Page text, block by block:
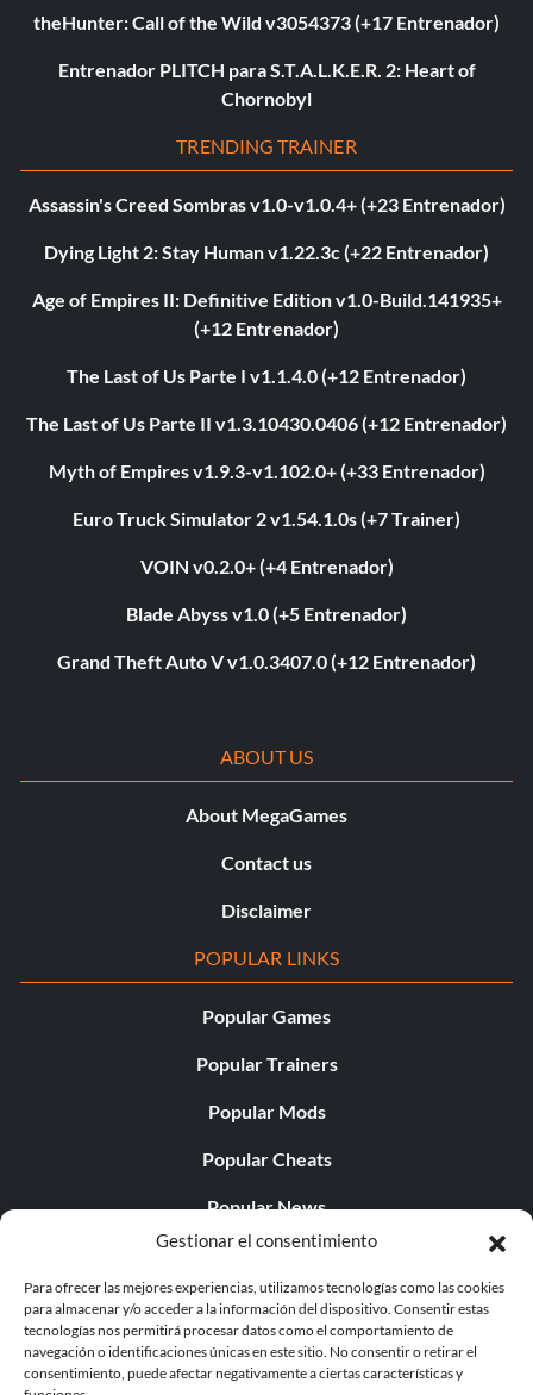
Gestionar el consentimiento
Para ofrecer las mejores experiencias, utilizamos tecnologías como las cookies
para almacenar y/o acceder a la información del dispositivo. Consentir estas
tecnologías nos permitirá procesar datos como el comportamiento de
navegación o identificaciones únicas en este sitio. No consentir o retirar el
consentimiento, puede afectar negativamente a ciertas características y
theHunter: Call of the Wild v3054373 (+17 Entrenador)
Entrenador PLITCH para S.T.A.L.K.E.R. 2: Heart of
Chornobyl
TRENDING TRAINER
Assassin's Creed Sombras v1.0-v1.0.4+ (+23 Entrenador)
Dying Light 2: Stay Human v1.22.3c (+22 Entrenador)
Age of Empires II: Definitive Edition v1.0-Build.141935+
(+12 Entrenador)
The Last of Us Parte I v1.1.4.0 (+12 Entrenador)
The Last of Us Parte II v1.3.10430.0406 (+12 Entrenador)
Myth of Empires v1.9.3-v1.102.0+ (+33 Entrenador)
Euro Truck Simulator 2 v1.54.1.0s (+7 Trainer)
VOIN v0.2.0+ (+4 Entrenador)
Blade Abyss v1.0 (+5 Entrenador)
Grand Theft Auto V v1.0.3407.0 (+12 Entrenador)
ABOUT US
About MegaGames
Contact us
Disclaimer
POPULAR LINKS
Popular Games
Popular Trainers
Popular Mods
Popular Cheats
Popular News
Popular Editorials
Popular Free Games
LATEST UPDATES